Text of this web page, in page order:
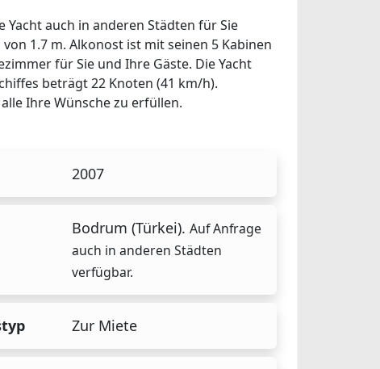
auch in anderen Städten für Sie
1.7 m. Alkonost ist mit seinen 5 Kabinen
für Sie und Ihre Gäste. Die Yacht
beträgt 22 Knoten (41 km/h).
Ihre Wünsche zu erfüllen.
2007
Bodrum (Türkei). Auf Anfrage
auch in anderen Städten
verfügbar.
Zur Miete